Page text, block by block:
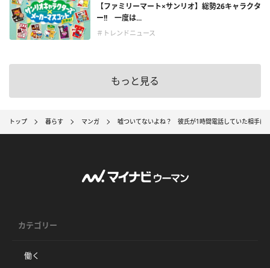
【ファミリーマート×サンリオ】総勢26キャラクタ
ー!! 一度は...
＃トレンドニュース
もっと見る
トップ 暮らす マンガ 嘘ついてないよね？ 彼氏が1時間電話していた相手は
カテゴリー
働く